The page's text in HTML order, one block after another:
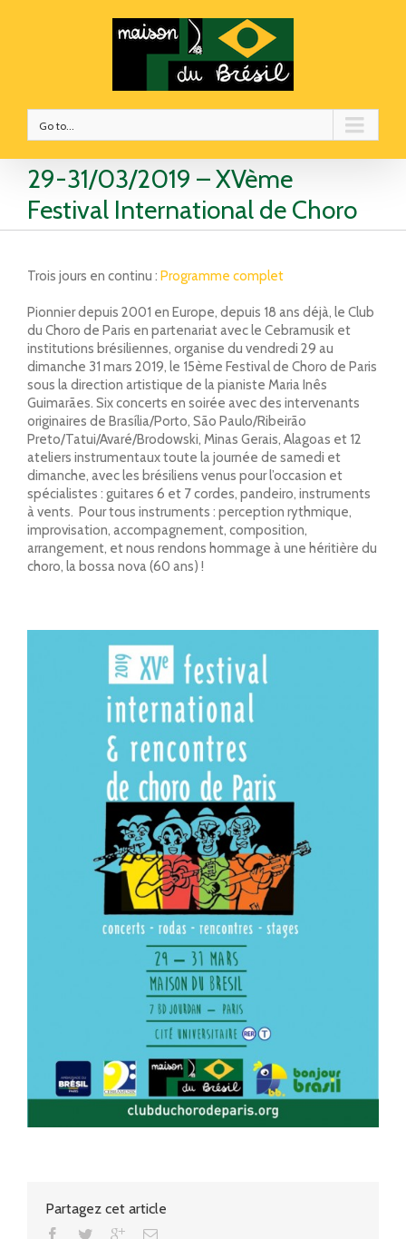
Go to...
29-31/03/2019 – XVème
Festival International de Choro
Trois jours en continu : Programme complet
Pionnier depuis 2001 en Europe, depuis 18 ans déjà, le Club
du Choro de Paris en partenariat avec le Cebramusik et
institutions brésiliennes, organise du vendredi 29 au
dimanche 31 mars 2019, le 15ème Festival de Choro de Paris
sous la direction artistique de la pianiste Maria Inês
Guimarães. Six concerts en soirée avec des intervenants
originaires de Brasília/Porto, São Paulo/Ribeirão
Preto/Tatui/Avaré/Brodowski, Minas Gerais, Alagoas et 12
ateliers instrumentaux toute la journée de samedi et
dimanche, avec les brésiliens venus pour l’occasion et
spécialistes : guitares 6 et 7 cordes, pandeiro, instruments
à vents. Pour tous instruments : perception rythmique,
improvisation, accompagnement, composition,
arrangement, et nous rendons hommage à une héritière du
choro, la bossa nova (60 ans) !
Partagez cet article